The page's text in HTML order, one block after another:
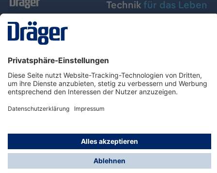
Technik für das Leben
Dräger Austria GmbH
Über Dräger
Informationen
© Dräger Austria GmbH, 2024
* Alle Preise exkl. gesetzl. Mehrwertsteuer zzgl.
Versandkosten und ggf. Nachnahmegebühren, wenn